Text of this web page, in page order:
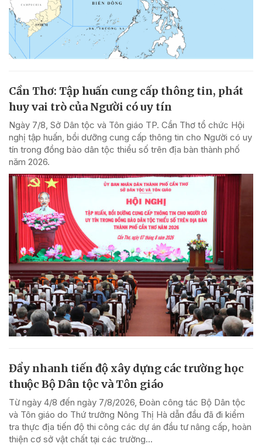
Cần Thơ: Tập huấn cung cấp thông tin, phát
huy vai trò của Người có uy tín
Ngày 7/8, Sở Dân tộc và Tôn giáo TP. Cần Thơ tổ chức Hội
nghị tập huấn, bồi dưỡng cung cấp thông tin cho Người có uy
tín trong đồng bào dân tộc thiểu số trên địa bàn thành phố
năm 2026.
Đẩy nhanh tiến độ xây dựng các trường học
thuộc Bộ Dân tộc và Tôn giáo
Từ ngày 4/8 đến ngày 7/8/2026, Đoàn công tác Bộ Dân tộc
và Tôn giáo do Thứ trưởng Nông Thị Hà dẫn đầu đã đi kiểm
tra thực địa tiến độ thi công các dự án đầu tư nâng cấp, hoàn
thiện cơ sở vật chất tại các trường...